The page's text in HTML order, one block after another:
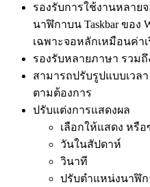
รองรับการใช้งานหลายจ
นาฬิกาบน Taskbar ของ
เฉพาะจอหลักเหมือนค่า
รองรับหลายภาษา รวม
สามารถปรับรูปแบบเวล
ตามต้องการ
ปรับแต่งการแสดงผล
เลือกให้แสดง หรื
วันในสัปดาห์
วินาที
ปรับตำแหน่งนาฬิก